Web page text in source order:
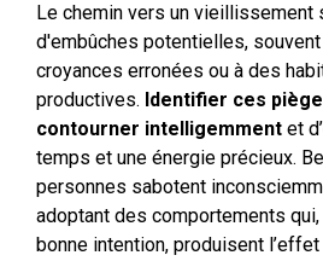
Le chemin vers un vieillissement
d'embûches potentielles,
croyances erronées ou à des
productives. Identifier ces
contourner intelligemment et
temps et une énergie précieux.
personnes sabotent
adoptant des comportements qui,
bonne intention, produisent